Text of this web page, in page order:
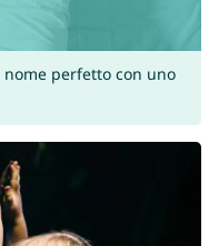
nome perfetto con uno